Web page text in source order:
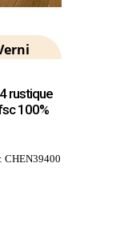
rustique
100%
CHEN39400